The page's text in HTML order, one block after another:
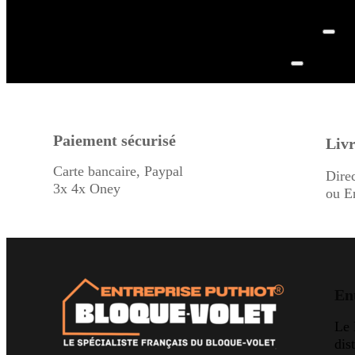
Paiement sécurisé
Carte bancaire, Paypal
3x 4x Oney
ou
Le